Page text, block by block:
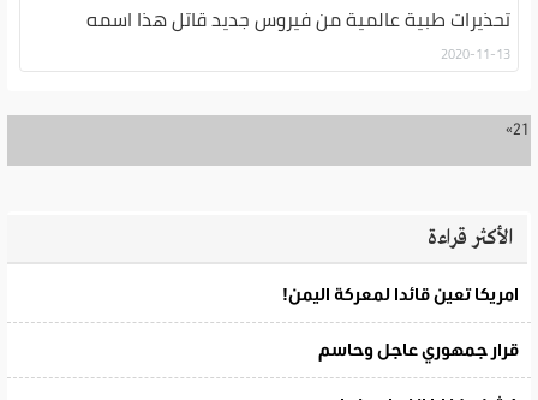
تحذيرات طبية عالمية من فيروس جديد قاتل هذا اسمه
2020-11-13
1
2
»
الأكثر قراءة